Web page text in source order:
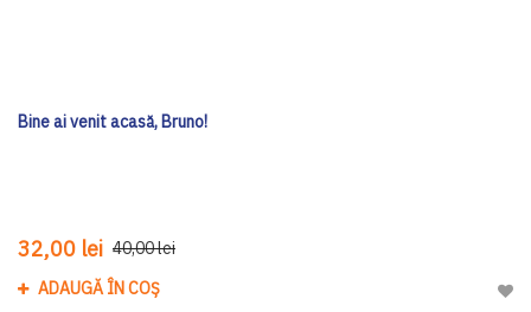
Bine ai venit acasă, Bruno!
32,00 lei 40,00 lei
ADAUGĂ ÎN COȘ